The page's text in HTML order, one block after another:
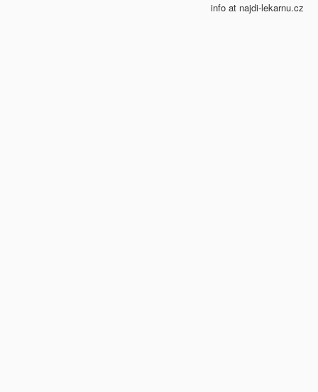
info at najdi-lekarnu.cz